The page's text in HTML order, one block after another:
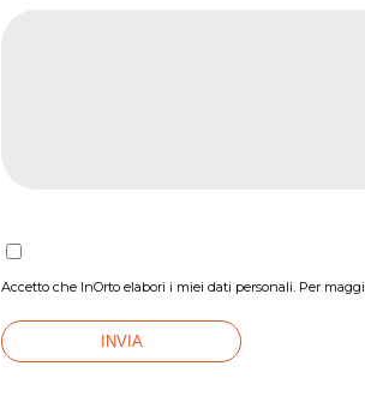
Accetto che InOrto elabori i miei dati personali. Per